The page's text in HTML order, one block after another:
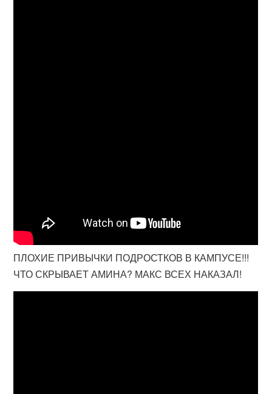
ПЛОХИЕ ПРИВЫЧКИ ПОДРОСТКОВ В КАМПУСЕ!!!
ЧТО СКРЫВАЕТ АМИНА? МАКС ВСЕХ НАКАЗАЛ!